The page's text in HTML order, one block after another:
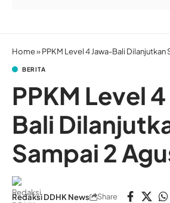
Home»PPKM Level 4 Jawa-Bali Dilanjutkan
BERITA
PPKM Level
Bali
Sampai 2
Redaksi DDHK News
Share